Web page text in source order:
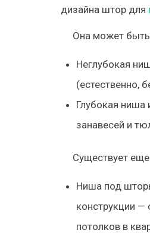
дизайна штор для
Она может
Неглубокая
(естественно,
Глубокая ниша
занавесей и
Существует
Ниша под
конструкции —
потолков в